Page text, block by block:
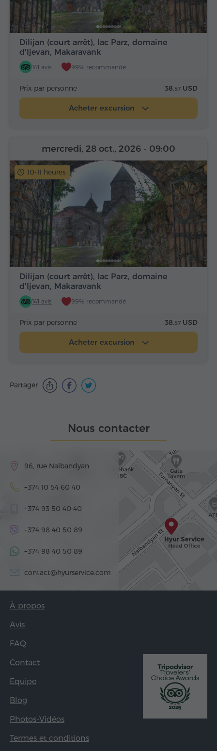
Dilijan (court arrêt), lac Parz, domaine
d'Ijevan, Makaravank
141 avis 99% recommandé
Prix par personne 38.57 USD
Acheter excursion
10-11 heures
Dilijan (court arrêt), lac Parz, domaine
d'Ijevan, Makaravank
141 avis 99% recommandé
mercredi, 28 oct., 2026 - 09:00
Prix par personne 38.57 USD
Acheter excursion
Partager
Nous contacter
96, rue Nalbandyan
+374 10 54 60 40
+374 93 50 40 40
+374 98 40 50 89
+374 98 40 50 89
contact@hyurservice.com
À propos
Avis
FAQ
Contact
Equipe
Blog
Photos-Vidéos
Termes et conditions